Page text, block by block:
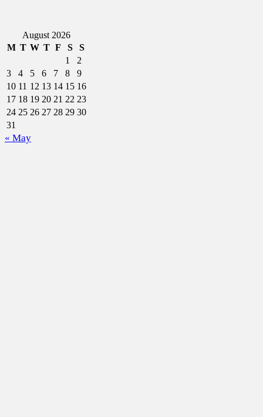
August 2026
M T W T F S
S
1
2
3
4 5 6 7 8
9
10 11 12 13 14 15 16
17 18 19 20 21 22 23
24 25 26 27 28 29 30
31
« May